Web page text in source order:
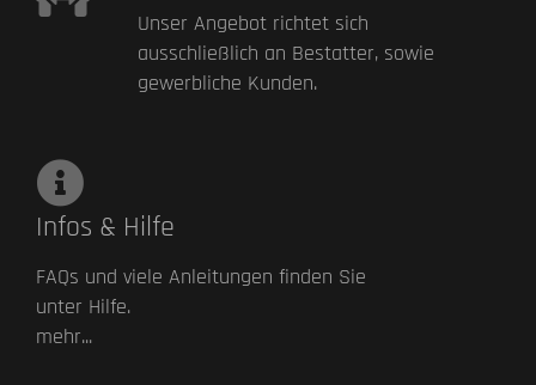
Unser Angebot richtet sich
ausschließlich an Bestatter, sowie
gewerbliche Kunden.
Infos & Hilfe
FAQs und viele Anleitungen finden Sie
unter Hilfe.
mehr...